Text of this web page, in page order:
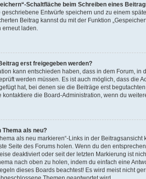
Schaltfläche beim Schreiben eines
geschriebene Entwürfe speichern und zu einem
Beitrag kannst du mit der Funktion
laden.
erst freigegeben werden?
kann entschieden haben, dass in dem Forum, in
werden müssen. Es ist auch möglich, dass die
hat, bei denen sie die Beiträge erst
kontaktiere die Board-Administration, wenn du
Thema als neu?
als neu markieren“-Links in der
Seite des Forums holen. Wenn du den
deaktiviert oder seit der letzten Markierung ist
nach oben zu holen, indem du einfach eine
dieses Boards beachtest! Es wird meist nicht